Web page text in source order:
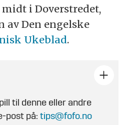
midt i Doverstredet,
av Den engelske
Ukeblad.
til denne eller andre
post på:tips@fofo.no